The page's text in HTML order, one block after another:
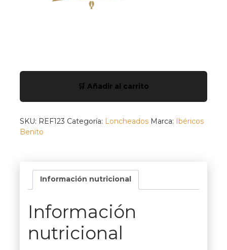
12
Jamón
Cebo
de
Loncheado
cantidad
🛒 Añadir al carrito
SKU: REF123 Categoría: Loncheados Marca: Ibéricos
Benito
Información nutricional
Información
nutricional